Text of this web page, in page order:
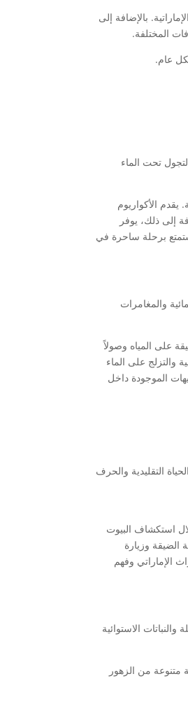
بالإضافة إلى
المختلفة.
عام.
تحت الماء
الأكواريوم
إلى ذلك، يوفر
برحلة ساحرة في
والمغامرات
على المياه وصولاً
والتزلج على الماء
الموجودة داخل
التقليدية والحرف
استكشاف البيوت
الضيقة وزيارة
الإماراتي وفهم
الاستوائية
من الزهور